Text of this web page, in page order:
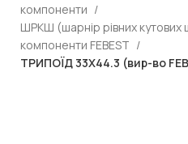
компоненти
ШРКШ (шарнір рівних кутових
компоненти FEBEST
ТРИПОЇД 33X44.3 (вир-во